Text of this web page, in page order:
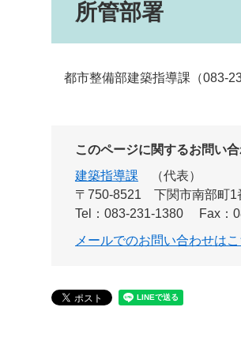
所管部署
都市整備部建築指導課（083-
このページに関するお問い
建築指導課
代表
〒750-8521
下関市南部町1
Tel：083-231-1380
Fax：
メールでのお問い合わせはこ